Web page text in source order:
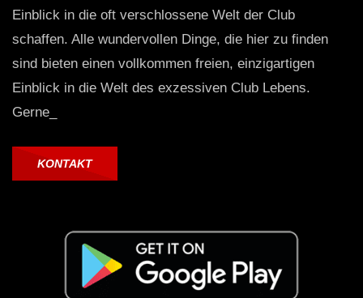
Einblick in die oft verschlossene Welt der Club
schaffen. Alle wundervollen Dinge, die hier zu finden
sind bieten einen vollkommen freien, einzigartigen
Einblick in die Welt des exzessiven Club Lebens.
Gerne_
KONTAKT